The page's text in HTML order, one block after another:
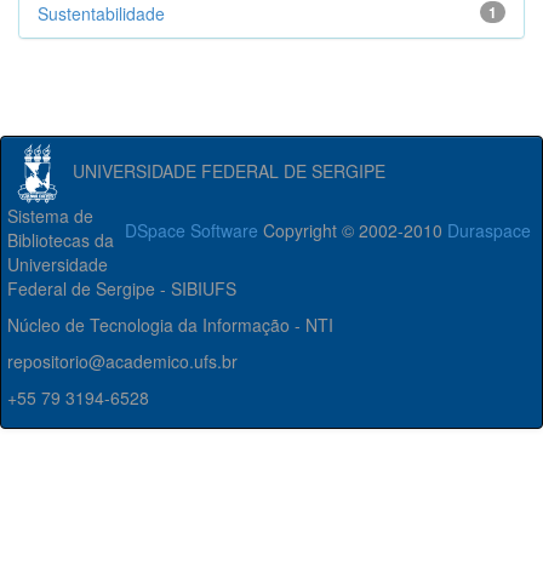
1
Sustentabilidade
UNIVERSIDADE FEDERAL DE SERGIPE
DSpace Software Copyright © 2002-2010 Duraspace
Sistema de
Bibliotecas da
Universidade
Federal de Sergipe - SIBIUFS
Núcleo de Tecnologia da Informação - NTI
repositorio@academico.ufs.br
+55 79 3194-6528